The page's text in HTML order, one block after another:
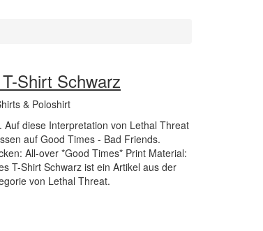
Shirt Schwarz
& Poloshirt
diese Interpretation von Lethal Threat
auf Good Times - Bad Friends.
All-over *Good Times* Print Material:
T-Shirt Schwarz ist ein Artikel aus der
von Lethal Threat.